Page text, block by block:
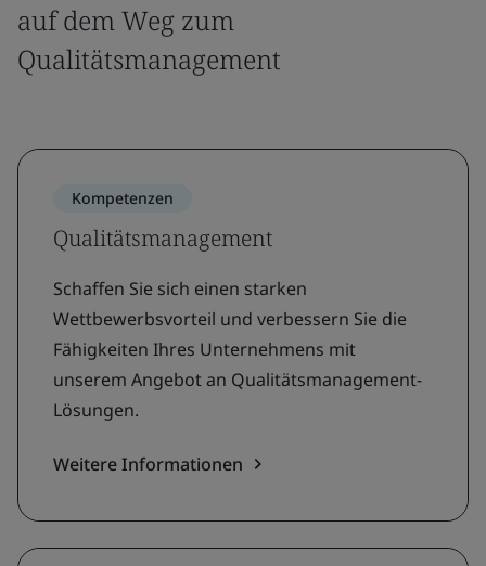
auf dem Weg zum
Qualitätsmanagement
Kompetenzen
Qualitätsmanagement
Schaffen Sie sich einen starken
Wettbewerbsvorteil und verbessern Sie die
Fähigkeiten Ihres Unternehmens mit
unserem Angebot an Qualitätsmanagement-
Lösungen.
Weitere Informationen